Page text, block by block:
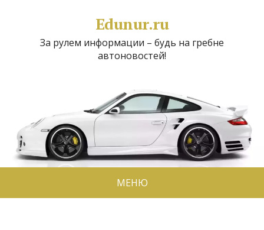
Edunur.ru
За рулем информации – будь на гребне
автоновостей!
МЕНЮ